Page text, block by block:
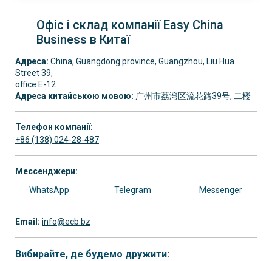
Офіс і склад компанії Easy China
Business в Китаї
Адреса: China, Guangdong province, Guangzhou, Liu Hua
Street 39,
office E-12
Адреса китайською мовою: 广州市荔湾区流花路39号, 二楼
Телефон компанії:
+86 (138) 024-28-487
Мессенджери:
WhatsApp
Telegram Messenger
Email: info@ecb.bz
Вибирайте, де будемо дружити: